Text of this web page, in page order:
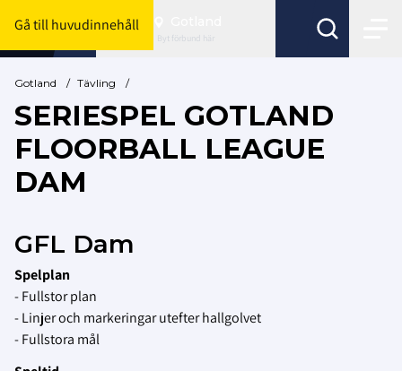
Gå till huvudinnehåll
Byt förbund här
Gotland / Tävling /
SERIESPEL GOTLAND
FLOORBALL LEAGUE
DAM
GFL Dam
Spelplan
- Fullstor plan
- Linjer och markeringar utefter hallgolvet
- Fullstora mål